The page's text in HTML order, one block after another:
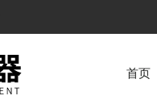
首页